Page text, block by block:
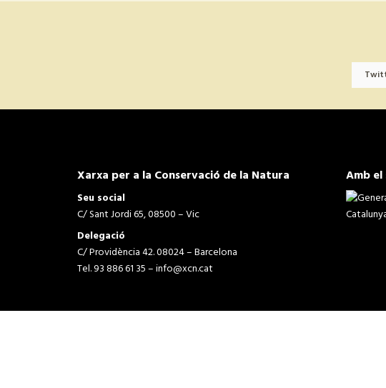
Xarxa per a la Conservació de la Natura
Seu social
C/ Sant Jordi 65, 08500 – Vic
Delegació
C/ Providència 42. 08024 – Barcelona
Tel. 93 886 61 35 –info@xcn.cat
Amb